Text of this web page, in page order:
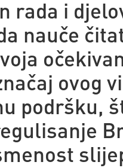
rada i
nauče
ovog
podršku,